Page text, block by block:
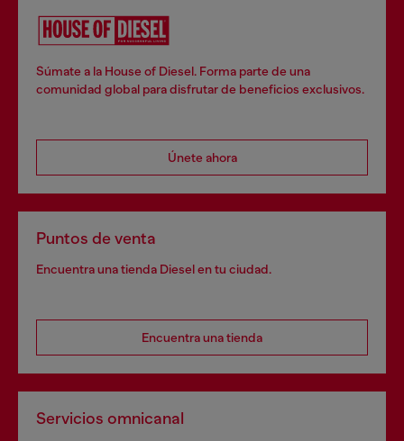
Súmate a la House of Diesel. Forma parte de una
comunidad global para disfrutar de beneficios exclusivos.
Únete ahora
Puntos de venta
Encuentra una tienda Diesel en tu ciudad.
Encuentra una tienda
Servicios omnicanal